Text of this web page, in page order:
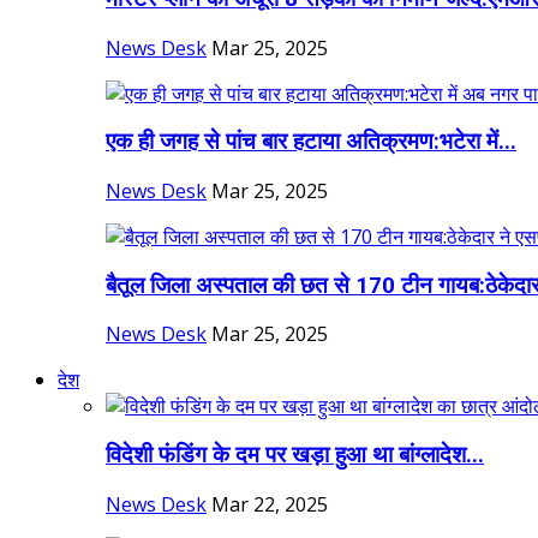
News Desk Mar 25, 2025
एक ही जगह से पांच बार हटाया अतिक्रमण:भटेरा में...
News Desk Mar 25, 2025
बैतूल जिला अस्पताल की छत से 170 टीन
News Desk Mar 25, 2025
देश
विदेशी फंडिंग के दम पर खड़ा हुआ था बांग्लादेश...
News Desk Mar 22, 2025